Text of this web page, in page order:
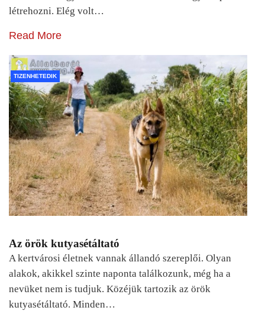
létrehozni. Elég volt…
Read More
TIZENHETEDIK
Az örök kutyasétáltató
A kertvárosi életnek vannak állandó szereplői. Olyan
alakok, akikkel szinte naponta találkozunk, még ha a
nevüket nem is tudjuk. Közéjük tartozik az örök
kutyasétáltató. Minden…